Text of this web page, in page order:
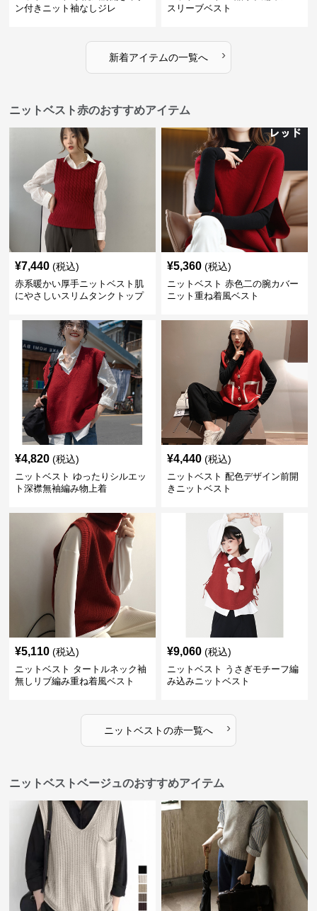
ン付きニット袖なしジレ
スリーブベスト
新着アイテムの一覧へ ›
ニットベスト赤のおすすめアイテム
¥7,440 (税込)
赤系暖かい厚手ニットベスト肌
にやさしいスリムタンクトップ
¥5,360 (税込)
ニットベスト 赤色二の腕カバー
ニット重ね着風ベスト
¥4,820 (税込)
ニットベスト ゆったりシルエッ
ト深襟無袖編み物上着
¥4,440 (税込)
ニットベスト 配色デザイン前開
きニットベスト
¥5,110 (税込)
ニットベスト タートルネック袖
無しリブ編み重ね着風ベスト
¥9,060 (税込)
ニットベスト うさぎモチーフ編
み込みニットベスト
ニットベストの赤一覧へ ›
ニットベストベージュのおすすめアイテム